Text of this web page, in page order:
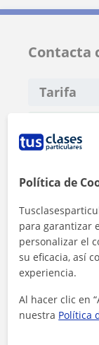
Contacta
Tarifa
Política de
para garantizar
personalizar el
su eficacia, así
experiencia.
Al hacer clic en
nuestra Política